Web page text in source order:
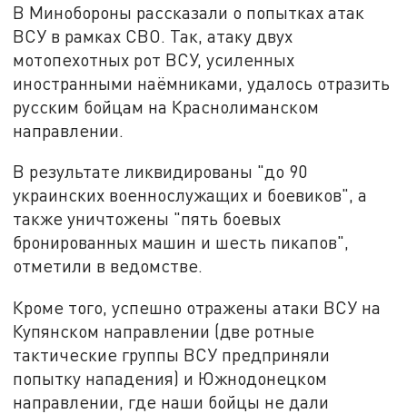
В Минобороны рассказали о попытках атак
ВСУ в рамках СВО. Так, атаку двух
мотопехотных рот ВСУ, усиленных
иностранными наёмниками, удалось отразить
русским бойцам на Краснолиманском
направлении.
В результате ликвидированы "до 90
украинских военнослужащих и боевиков", а
также уничтожены "пять боевых
бронированных машин и шесть пикапов",
отметили в ведомстве.
Кроме того, успешно отражены атаки ВСУ на
Купянском направлении (две ротные
тактические группы ВСУ предприняли
попытку нападения) и Южнодонецком
направлении, где наши бойцы не дали